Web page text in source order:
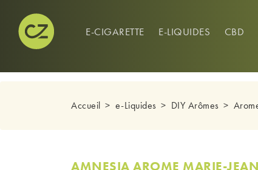
E-CIGARETTE E-LIQUIDES CBD
Accueil e-Liquides DIY Arômes
AMNESIA AROME MARIE-